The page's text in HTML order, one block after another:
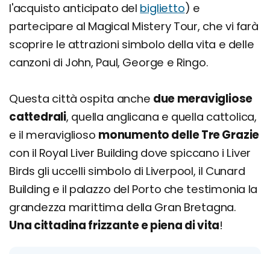
l'acquisto anticipato del biglietto) e
partecipare al Magical Mistery Tour, che vi farà
scoprire le attrazioni simbolo della vita e delle
canzoni di John, Paul, George e Ringo.
Questa città ospita anche due meravigliose
cattedrali, quella anglicana e quella cattolica,
e il meraviglioso monumento delle Tre Grazie
con il Royal Liver Building dove spiccano i Liver
Birds gli uccelli simbolo di Liverpool, il Cunard
Building e il palazzo del Porto che testimonia la
grandezza marittima della Gran Bretagna.
Una cittadina frizzante e piena di vita!